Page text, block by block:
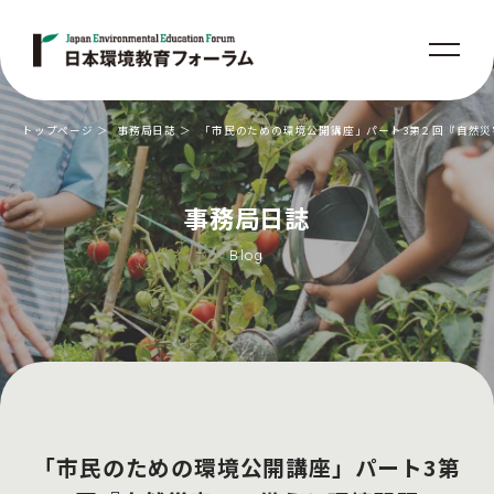
事務局日誌
Blog
トップページ 事務局日誌 「市民のための環境公開講座」パート3第２回『自然
「市民のための環境公開講座」パート3第